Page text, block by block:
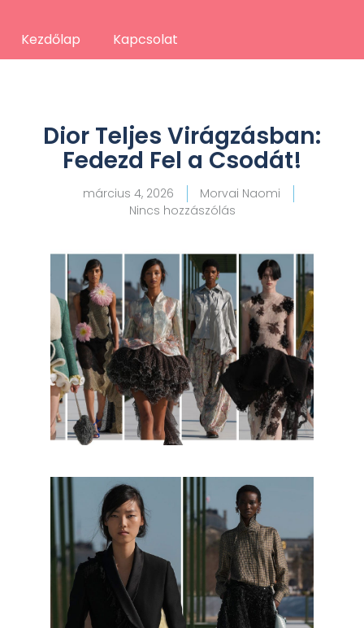
Kezdőlap Kapcsolat
Dior Teljes Virágzásban:
Fedezd Fel a Csodát!
március 4, 2026
Morvai Naomi
Nincs hozzászólás